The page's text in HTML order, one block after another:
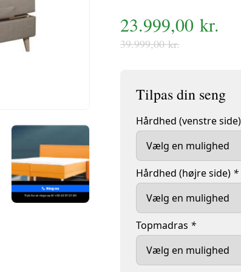
39.999,00kr.
Den
oprindelige
var:
39.999,00 kr..
23.999,00 kr.
Den
aktuelle
er:
23.999,00 kr..
Hårdhed (venstre side)
Hårdhed (højre side) *
Topmadras *